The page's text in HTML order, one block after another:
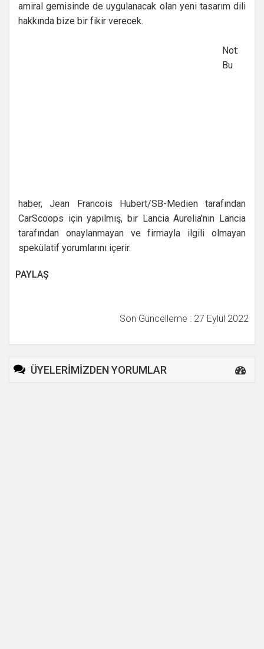
amiral gemisinde de uygulanacak olan yeni tasarım dili
hakkında bize bir fikir verecek.
Not:
Bu
haber, Jean Francois Hubert/SB-Medien tarafından
CarScoops için yapılmış, bir Lancia Aurelia'nın Lancia
tarafından onaylanmayan ve firmayla ilgili olmayan
spekülatif yorumlarını içerir.
PAYLAŞ
Son Güncelleme : 27 Eylül 2022
ÜYELERİMİZDEN YORUMLAR